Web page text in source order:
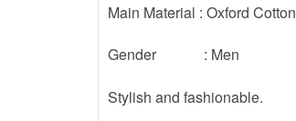
Main Material : Oxford Cotton
Gender : Men
Stylish and fashionable.